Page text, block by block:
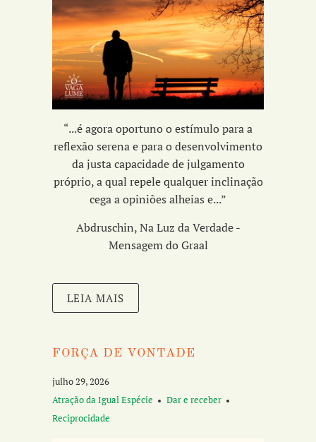
“...é agora oportuno o estímulo para a
reflexão serena e para o desenvolvimento
dajusta capacidade de julgamento
próprio,a qual repele qualquer inclinação
cega a opiniões alheias e...”
Abdruschin, Na Luz da Verdade -
Mensagem do Graal
LEIA MAIS
FORÇA DE VONTADE
julho 29, 2026
Atração da Igual Espécie
Dar e receber
Reciprocidade